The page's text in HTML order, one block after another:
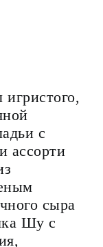
с
ассорти
сыра
Шу с